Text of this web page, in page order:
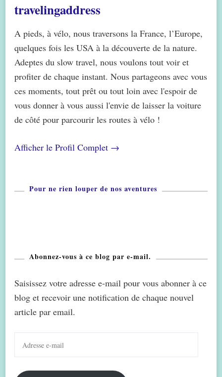
travelingaddress
A pieds, à vélo, nous traversons la France, l’Europe,
quelques fois les USA à la découverte de la nature.
Adeptes du slow travel, nous voulons tout voir et
profiter de chaque instant. Nous partageons avec vous
ces moments, tout prêt ou tout loin avec l'espoir de
vous donner à vous aussi l'envie de laisser la voiture
de côté pour parcourir les routes à vélo !
Afficher le Profil Complet →
Pour ne rien louper de nos aventures
Abonnez-vous à ce blog par e-mail.
Saisissez votre adresse e-mail pour vous abonner à ce
blog et recevoir une notification de chaque nouvel
article par email.
mail